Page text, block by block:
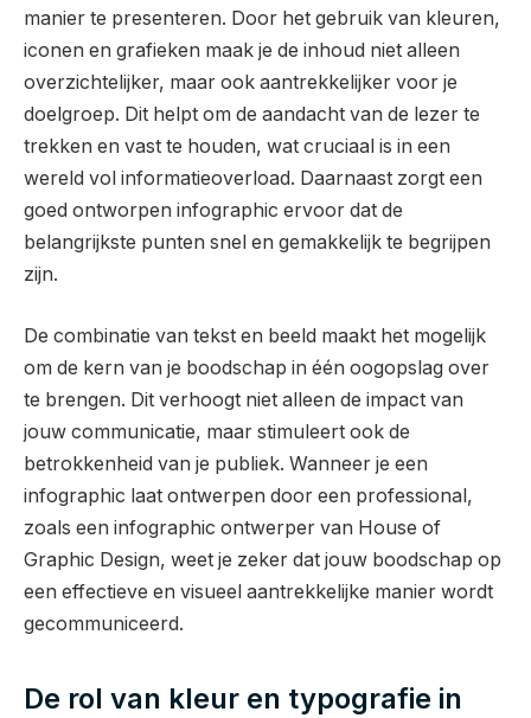
manier te presenteren. Door het gebruik van kleuren,
iconen en grafieken maak je de inhoud niet alleen
overzichtelijker, maar ook aantrekkelijker voor je
doelgroep. Dit helpt om de aandacht van de lezer te
trekken en vast te houden, wat cruciaal is in een
wereld vol informatieoverload. Daarnaast zorgt een
goed ontworpen infographic ervoor dat de
belangrijkste punten snel en gemakkelijk te begrijpen
zijn.
De combinatie van tekst en beeld maakt het mogelijk
om de kern van je boodschap in één oogopslag over
te brengen. Dit verhoogt niet alleen de impact van
jouw communicatie, maar stimuleert ook de
betrokkenheid van je publiek. Wanneer je een
infographic laat ontwerpen door een professional,
zoals een infographic ontwerper van House of
Graphic Design, weet je zeker dat jouw boodschap op
een effectieve en visueel aantrekkelijke manier wordt
gecommuniceerd.
De rol van kleur en typografie in